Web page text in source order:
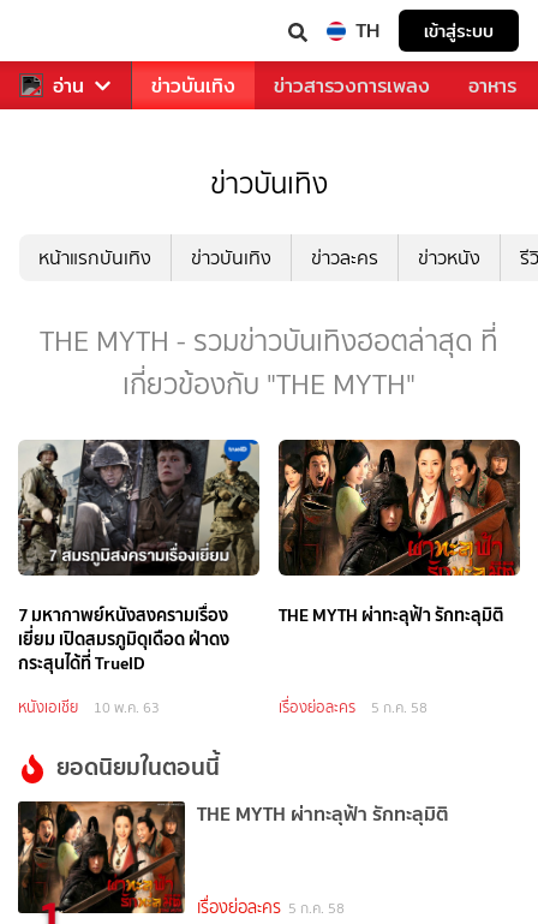
TH เข้าสู่ระบบ
อ่าน
กีฬา ข่าว ข่าวบันเทิง ข่าวสารวงการเพลง อาหาร
ข่าวบันเทิง
หน้าแรกบันเทิง ข่าวบันเทิง ข่าวละคร ข่าวหนัง รี
THE MYTH - รวมข่าวบันเทิงฮอตล่าสุด ที่
เกี่ยวข้องกับ "THE MYTH"
7 มหากาพย์หนังสงครามเรื่อง
เยี่ยม เปิดสมรภูมิดุเดือด ฝ่าดง
กระสุนได้ที่ TrueID
หนังเอเชีย 10 พ.ค. 63
THE MYTH ผ่าทะลุฟ้า รักทะลุมิติ
เรื่องย่อละคร 5 ก.ค. 58
ยอดนิยมในตอนนี้
THE MYTH ผ่าทะลุฟ้า รักทะลุมิติ
เรื่องย่อละคร 5 ก.ค. 58